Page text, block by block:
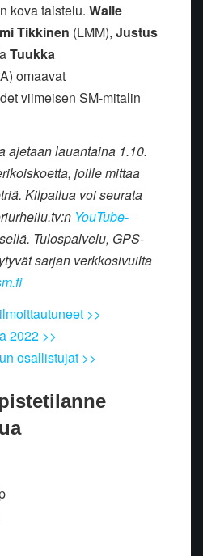
kova taistelu. Walle
Tikkinen (LMM), Justus
Tuukka
omaavat
viimeisen SM-mitalin
ajetaan lauantaina 1.10.
joille mittaa
Kilpailua voi seurata
YouTube-
Tulospalvelu, GPS-
sarjan verkkosivuilta
>>
2022 >>
osallistujat >>